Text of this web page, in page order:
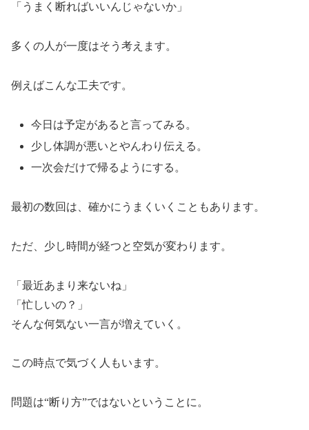
「うまく断ればいいんじゃないか」
多くの人が一度はそう考えます。
例えばこんな工夫です。
今日は予定があると言ってみる。
少し体調が悪いとやんわり伝える。
一次会だけで帰るようにする。
最初の数回は、確かにうまくいくこともあります。
ただ、少し時間が経つと空気が変わります。
「最近あまり来ないね」
「忙しいの？」
そんな何気ない一言が増えていく。
この時点で気づく人もいます。
問題は“断り方”ではないということに。